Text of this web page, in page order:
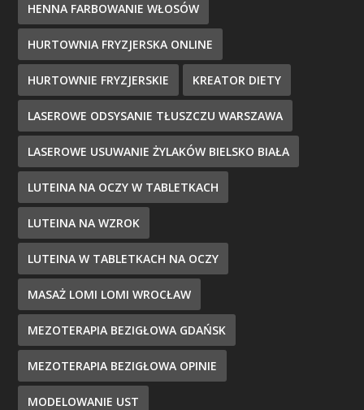
HENNA FARBOWANIE WŁOSÓW
HURTOWNIA FRYZJERSKA ONLINE
HURTOWNIE FRYZJERSKIE KREATOR DIETY
LASEROWE ODSYSANIE TŁUSZCZU WARSZAWA
LASEROWE USUWANIE ŻYLAKÓW BIELSKO BIAŁA
LUTEINA NA OCZY W TABLETKACH
LUTEINA NA WZROK
LUTEINA W TABLETKACH NA OCZY
MASAŻ LOMI LOMI WROCŁAW
MEZOTERAPIA BEZIGŁOWA GDAŃSK
MEZOTERAPIA BEZIGŁOWA OPINIE
MODELOWANIE UST